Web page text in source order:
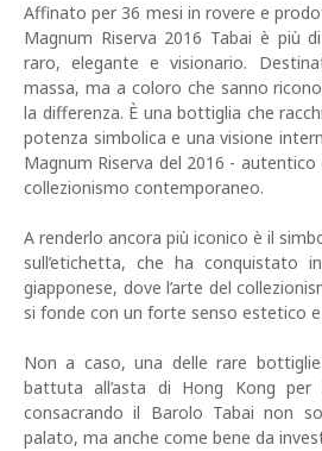
Affinato per 36 mesi in rovere e
Magnum Riserva 2016 Tabai è più
raro, elegante e visionario.
massa, ma a coloro che sanno
la differenza. È una bottiglia che
potenza simbolica e una visione
Magnum Riserva del 2016 -
collezionismo contemporaneo.
A renderlo ancora più iconico è il
sull’etichetta, che ha conquistato
giapponese, dove l’arte del
si fonde con un forte senso estetico
Non a caso, una delle rare
battuta all’asta di Hong Kong
consacrando il Barolo Tabai non
palato, ma anche come bene da